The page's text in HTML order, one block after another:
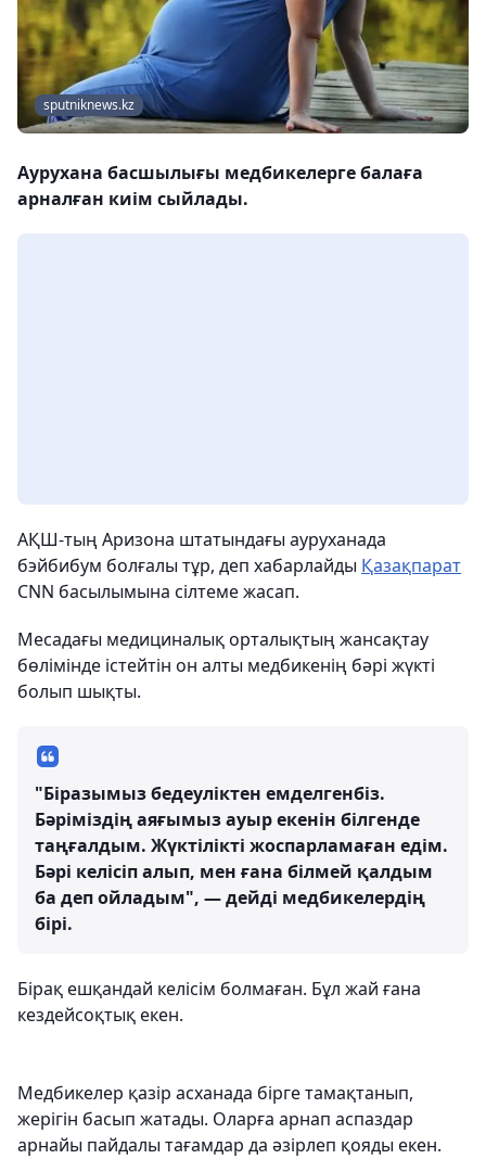
sputniknews.kz
Аурухана басшылығы медбикелерге балаға
арналған киім сыйлады.
АҚШ-тың Аризона штатындағы ауруханада
бэйбибум болғалы тұр, деп хабарлайды Қазақпарат
CNN басылымына сілтеме жасап.
Месадағы медициналық орталықтың жансақтау
бөлімінде істейтін он алты медбикенің бәрі жүкті
болып шықты.
"Біразымыз бедеуліктен емделгенбіз.
Бәріміздің аяғымыз ауыр екенін білгенде
таңғалдым. Жүктілікті жоспарламаған едім.
Бәрі келісіп алып, мен ғана білмей қалдым
ба деп ойладым", — дейді медбикелердің
бірі.
Бірақ ешқандай келісім болмаған. Бұл жай ғана
кездейсоқтық екен.
Медбикелер қазір асханада бірге тамақтанып,
жерігін басып жатады. Оларға арнап аспаздар
арнайы пайдалы тағамдар да әзірлеп қояды екен.